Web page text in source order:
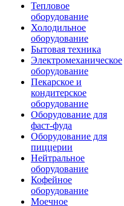
Тепловое
оборудование
Холодильное
оборудование
Бытовая техника
Электромеханическое
оборудование
Пекарское и
кондитерское
оборудование
Оборудование для
фаст-фуда
Оборудование для
пиццерии
Нейтральное
оборудование
Кофейное
оборудование
Моечное